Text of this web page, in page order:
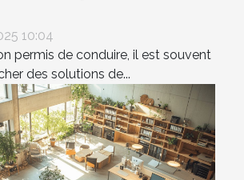
10:04
permis de conduire, il est souvent
des solutions de...